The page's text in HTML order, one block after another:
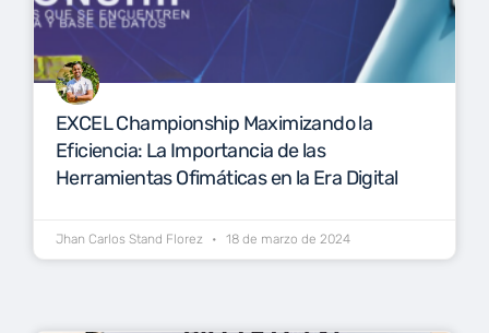
EXCEL Championship Maximizando la
Eficiencia: La Importancia de las
Herramientas Ofimáticas en la Era Digital
Jhan Carlos Stand Florez 18 de marzo de 2024